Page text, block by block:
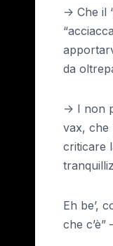
-> Che il
da
-> I non
vax, che
criticare
Eh be’,
che